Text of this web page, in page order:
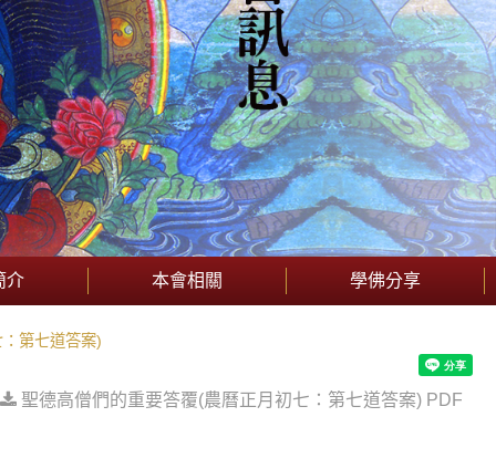
介 本會相關 學佛分享
第七道答案)
聖德高僧們的重要答覆(農曆正月初七：第七道答案) PDF